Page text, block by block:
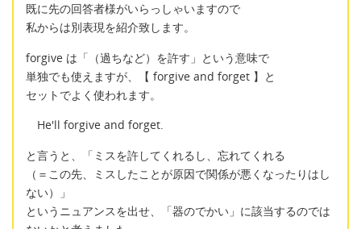
既に先の回答者様がいらっしゃいますので
私からは別表現を紹介致します。
forgive は「（過ちなど）を許す」という意味で
単独でも使えますが、【 forgive and forget 】と
セットでよく使われます。
He'll forgive and forget.
と言うと、「ミスを許してくれるし、忘れてくれる
（＝この先、ミスしたことが原因で関係が悪くなったりはし
ない）」
というニュアンスを出せ、「器のでかい」に該当するのでは